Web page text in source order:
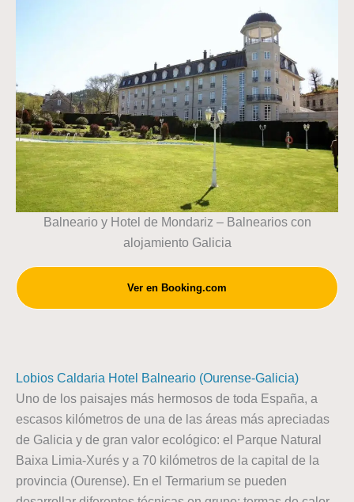
Balneario y Hotel de Mondariz – Balnearios con
alojamiento Galicia
Ver en Booking.com
Lobios Caldaria Hotel Balneario (Ourense-Galicia)
Uno de los paisajes más hermosos de toda España, a
escasos kilómetros de una de las áreas más apreciadas
de Galicia y de gran valor ecológico: el Parque Natural
Baixa Limia-Xurés y a 70 kilómetros de la capital de la
provincia (Ourense). En el Termarium se pueden